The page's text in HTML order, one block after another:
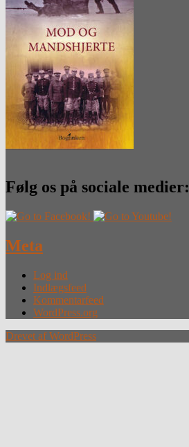
Følg os på sociale medier:
Meta
Log ind
Indlægsfeed
Kommentarfeed
WordPress.org
Drevet af WordPress